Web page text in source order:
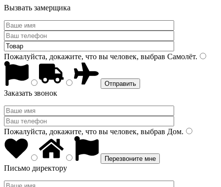
Вызвать замерщика
Пожалуйста, докажите, что вы человек, выбрав Самолёт.
Заказать звонок
Пожалуйста, докажите, что вы человек, выбрав Дом.
Письмо директору